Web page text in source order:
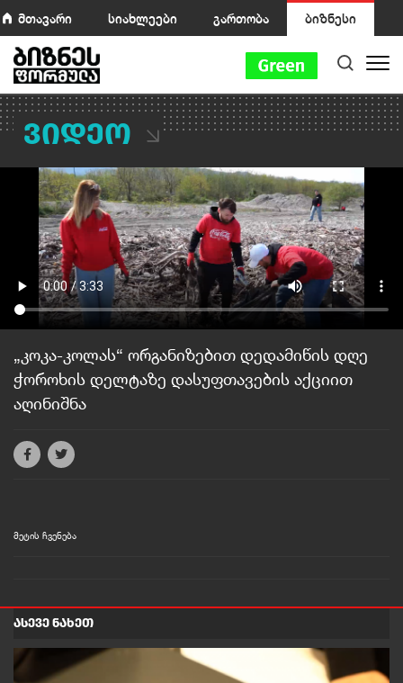
მთავარი სიახლეები გართობა ბიზნესი
ვიდეო
„კოკა-კოლას“ ორგანიზებით დედამიწის დღე
ჭოროხის დელტაზე დასუფთავების აქციით
აღინიშნა
მეტის ჩვენება
ᲐᲡᲔᲕᲔ ᲜᲐᲮᲔᲗ